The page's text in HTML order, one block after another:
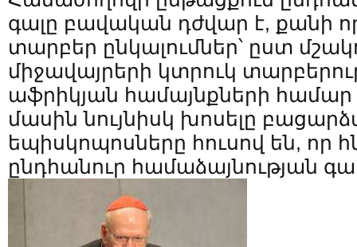
գալը բավական դժվար է, քանի
տարբեր ընկալումներ՝ ըստ
միջավայրերի կտրուկ
աֆրիկյան համայնքների
մասին նույնիսկ խոսելը
եպիսկոպոսները հուսով են, որ
ընդհանուր համաձայնության